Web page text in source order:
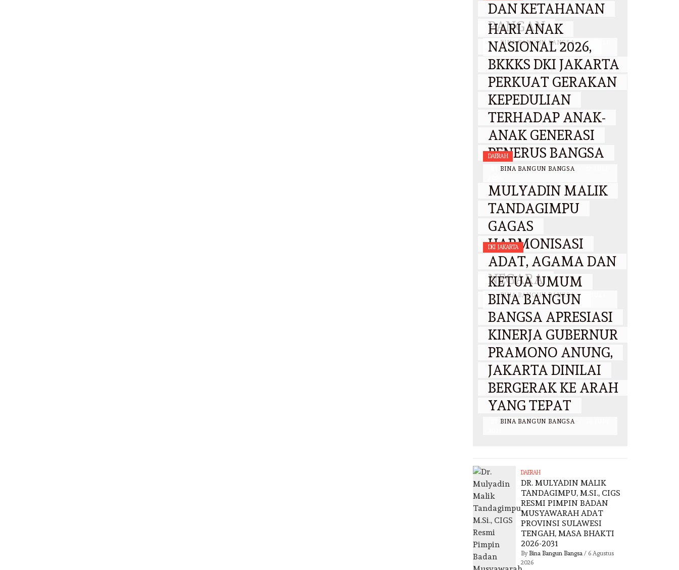
DAN KETAHANAN
PANGAN
BY BINA BANGUN BANGSA /
29 JULI
2026
HARI ANAK
NASIONAL 2026,
BKKKS DKI JAKARTA
PERKUAT GERAKAN
KEPEDULIAN
TERHADAP ANAK-
ANAK GENERASI
PENERUS BANGSA
BINA BANGUN BANGSA
DAERAH
MULYADIN MALIK
TANDAGIMPU
GAGAS
HARMONISASI
ADAT, AGAMA DAN
NEGARA
BY BINA BANGUN BANGSA /
2026
DKI JAKARTA
KETUA UMUM
BINA BANGUN
BANGSA APRESIASI
KINERJA GUBERNUR
PRAMONO ANUNG,
JAKARTA DINILAI
BERGERAK KE ARAH
YANG TEPAT
BINA BANGUN BANGSA
DAERAH
DR. MULYADIN MALIK
TANDAGIMPU, M.SI., CIGS
RESMI PIMPIN BADAN
MUSYAWARAH ADAT
PROVINSI SULAWESI
TENGAH, MASA BHAKTI
2026-2031
By Bina Bangun Bangsa / 6 Agustus
2026